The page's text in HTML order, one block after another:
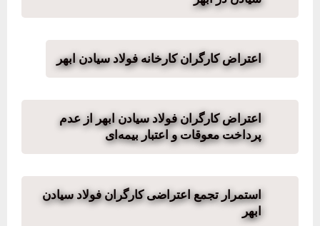
اعتراض کارگران کارخانه فولاد سیادن ابهر
اعتراض کارگران فولاد سیادن ابهر از عدم
پرداخت معوقات و اعتبار بیمه‌ای
استمرار تجمع اعتراضی کارگران فولاد سیادن
ابهر